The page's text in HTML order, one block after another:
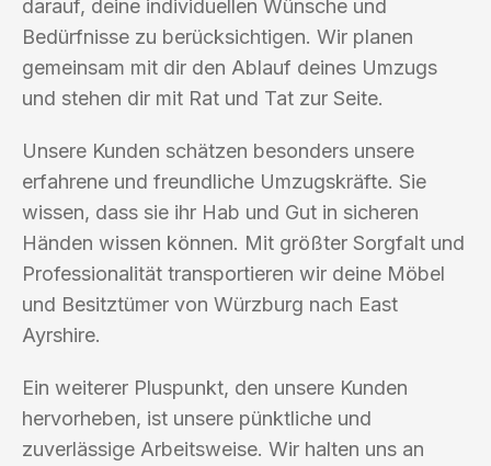
darauf, deine individuellen Wünsche und
Bedürfnisse zu berücksichtigen. Wir planen
gemeinsam mit dir den Ablauf deines Umzugs
und stehen dir mit Rat und Tat zur Seite.
Unsere Kunden schätzen besonders unsere
erfahrene und freundliche Umzugskräfte. Sie
wissen, dass sie ihr Hab und Gut in sicheren
Händen wissen können. Mit größter Sorgfalt und
Professionalität transportieren wir deine Möbel
und Besitztümer von Würzburg nach East
Ayrshire.
Ein weiterer Pluspunkt, den unsere Kunden
hervorheben, ist unsere pünktliche und
zuverlässige Arbeitsweise. Wir halten uns an